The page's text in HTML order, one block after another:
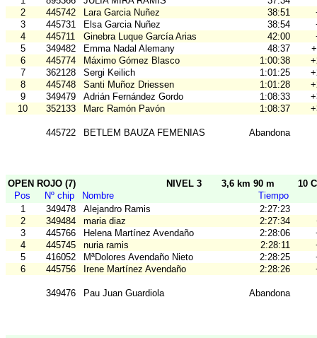
2
445742 Lara Garcia Nuñez 38:51
3
445731 Elsa Garcia Nuñez 38:54
4
445711 Ginebra Luque García Arias 42:00
5
349482 Emma Nadal Alemany 48:37
6
445774 Máximo Gómez Blasco 1:00:38
7
362128 Sergi Keilich 1:01:25
8
445748 Santi Muñoz Driessen 1:01:28
9
349479 Adrián Fernández Gordo 1:08:33
10
352133 Marc Ramón Pavón 1:08:37
445722 BETLEM BAUZA FEMENIAS Abandona
OPEN ROJO (7) NIVEL 3 3,6 km 90 m
10 C
Pos
Nº chip Nombre
Tiempo
1
349478 Alejandro Ramis
2:27:23
2
349484 maria diaz 2:27:34
3
445766 Helena Martínez Avendaño 2:28:06
4
445745 nuria ramis 2:28:11
5
416052 MªDolores Avendaño Nieto 2:28:25
6
445756 Irene Martínez Avendaño 2:28:26
349476 Pau Juan Guardiola Abandona